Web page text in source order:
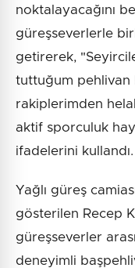
noktalayacağını
güreşseverlerle
getirerek,
tuttuğum pehlivan
rakiplerimden
aktif sporculuk
ifadelerini kullandı.
Yağlı güreş
gösterilen Recep
güreşseverler
deneyimli